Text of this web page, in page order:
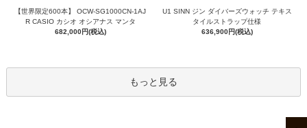
【世界限定600本】 OCW-SG1000CN-1AJ
R CASIO カシオ オシアナス マンタ
682,000円(税込)
U1 SINN ジン ダイバーズウォッチ テキス
タイルストラップ仕様
636,900円(税込)
もっと見る